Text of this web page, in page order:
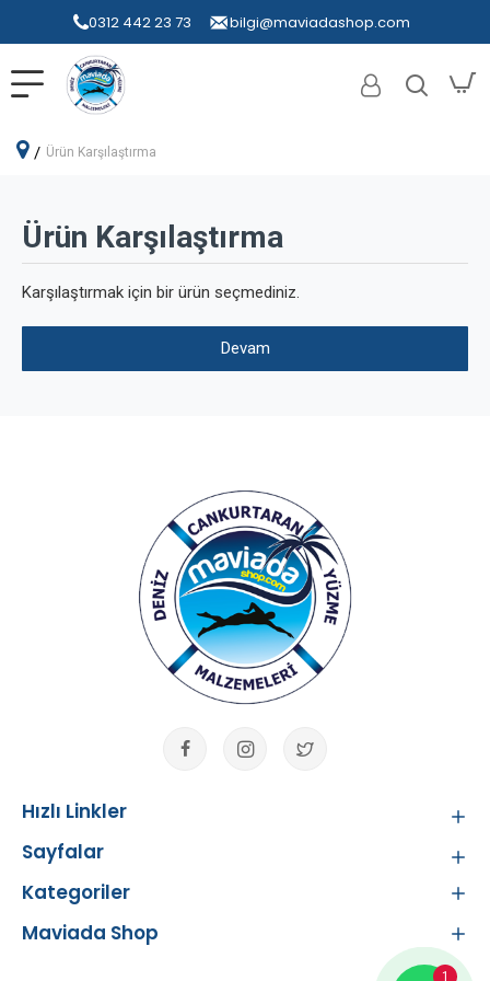
0312 442 23 73 bilgi@maviadashop.com
Ürün Karşılaştırma
Ürün Karşılaştırma
Karşılaştırmak için bir ürün seçmediniz.
Devam
Hızlı Linkler
Sayfalar
Kategoriler
Maviada Shop
1